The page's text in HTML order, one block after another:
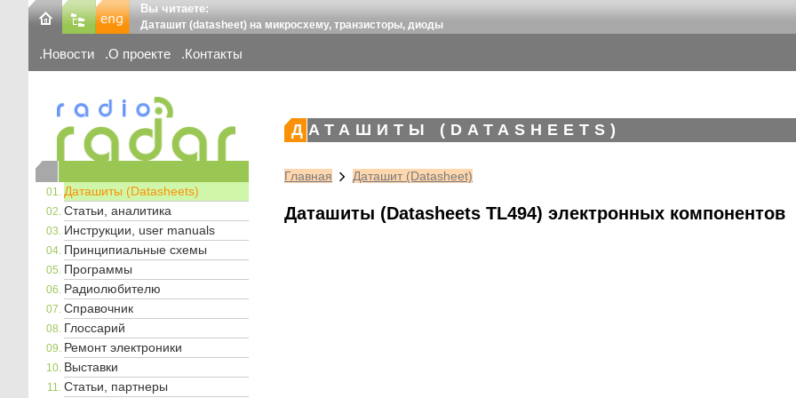
Вы читаете:
Даташит (datasheet) на микросхему, транзисторы, диоды
Новости О проекте Контакты
Даташиты (Datasheets)
Статьи, аналитика
Инструкции, user manuals
Принципиальные схемы
Программы
Радиолюбителю
Справочник
Глоссарий
Ремонт электроники
Выставки
Статьи, партнеры
ДАТАШИТЫ (DATASHEETS)
Главная Даташит (Datasheet)
Даташиты (Datasheets TL494) электронных компонентов